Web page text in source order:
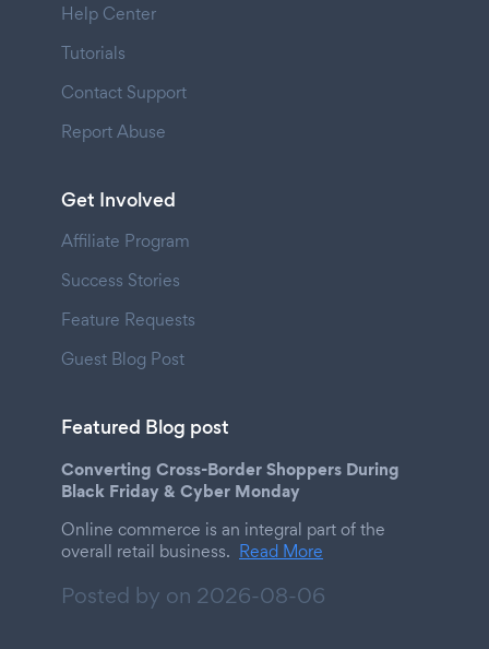
Help Center
Tutorials
Contact Support
Report Abuse
Get Involved
Affiliate Program
Success Stories
Feature Requests
Guest Blog Post
Featured Blog post
Converting Cross-Border Shoppers During
Black Friday & Cyber Monday
Online commerce is an integral part of the
overall retail business. Read More
Posted by on 2026-08-06